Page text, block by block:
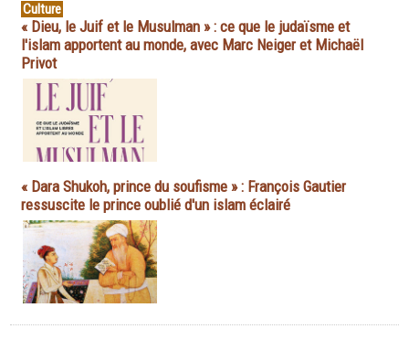
Culture
« Dieu, le Juif et le Musulman » : ce que le judaïsme et
l'islam apportent au monde, avec Marc Neiger et Michaël
Privot
« Dara Shukoh, prince du soufisme » : François Gautier
ressuscite le prince oublié d'un islam éclairé